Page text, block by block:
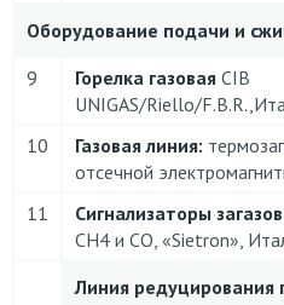
Оборудование подачи и
9
Горелка газовая CIB
UNIGAS/Riello/
10 Газовая линия:
отсечной
11
Сигнализаторы
CH4 и CO, «Sietron»,
Линия редуцирования